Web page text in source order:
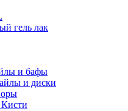
гель лак
и бафы
и диски